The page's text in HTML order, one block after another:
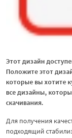
Этот дизайн
Положите этот
которые вы хотите
все дизайны,
скачивания.
Для получения
подходящий